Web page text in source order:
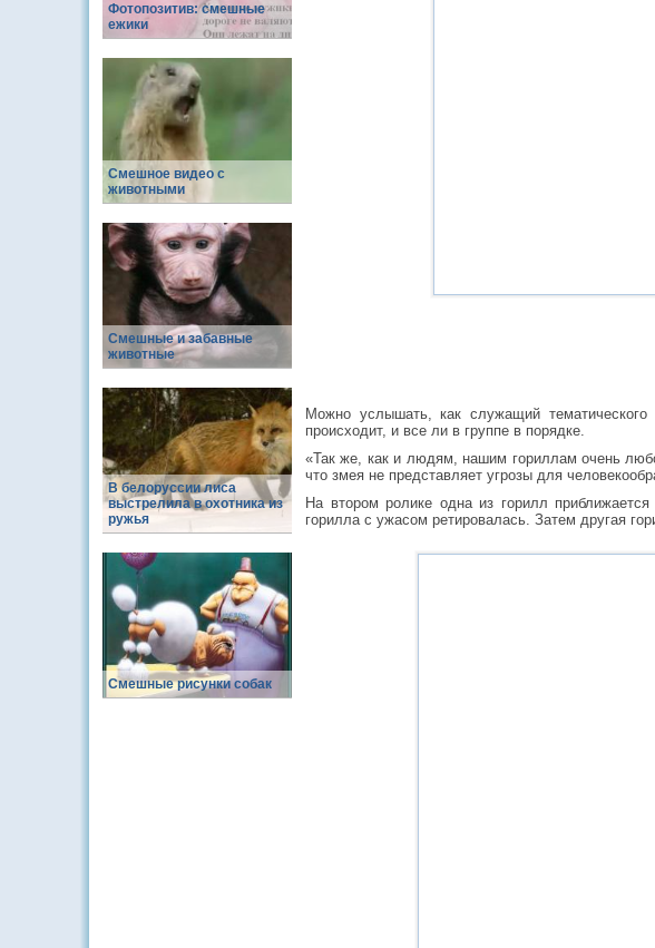
Фотопозитив: смешные
ежики
Смешное видео с
животными
Смешные и забавные
животные
В белоруссии лиса
выстрелила в охотника из
ружья
Смешные рисунки собак
Можно услышать, как служащий
происходит, и все ли в группе в порядке.
«Так же, как и людям, нашим гориллам очень
что змея не представляет угрозы для
На втором ролике одна из горилл
горилла с ужасом ретировалась. Затем другая